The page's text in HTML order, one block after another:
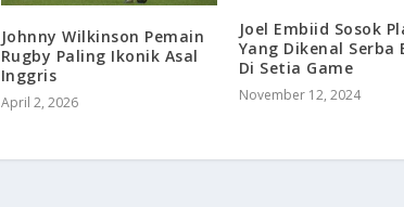
Johnny Wilkinson Pemain
Rugby Paling Ikonik Asal
Inggris
April 2, 2026
Joel Embiid Sosok
Yang Dikenal Serba
Di Setia Game
November 12, 2024